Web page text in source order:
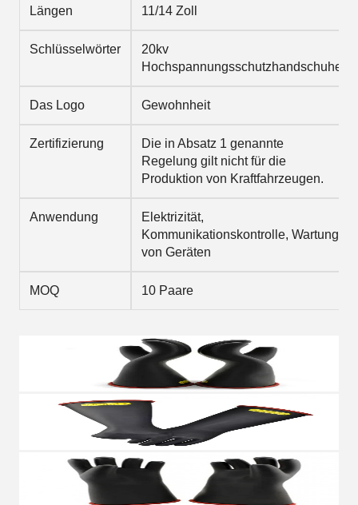
Längen 11/14 Zoll
Schlüsselwörter
20kv
Hochspannungsschutzhandschuhe
Das Logo Gewohnheit
Zertifizierung
Die in Absatz 1 genannte
Regelung gilt nicht für die
Produktion von Kraftfahrzeugen.
Anwendung
Elektrizität,
Kommunikationskontrolle, Wartung
von Geräten
MOQ 10 Paare